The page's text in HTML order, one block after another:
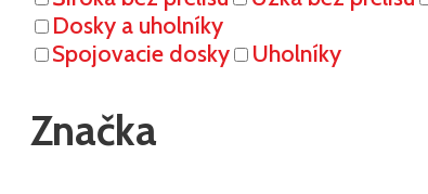
Dosky a uholníky
Spojovacie dosky
Uholníky
Značka